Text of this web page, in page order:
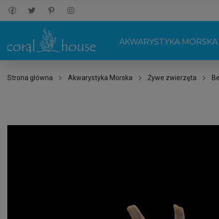
AKWARYSTYKA MORSKA
Strona główna Akwarystyka Morska Żywe zwierzęta